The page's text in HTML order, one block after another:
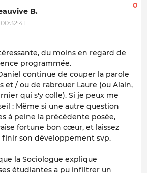
B.
0
du moins en regard de
programmée.
continue de couper la parole
et / ou de rabrouer Laure (ou Alain,
qui s'y colle). Si je peux me
: Même si une autre question
à peine la précédente posée,
fortune bon cœur, et laissez
finir son développement svp.
la Sociologue explique
étudiantes a pu infiltrer un